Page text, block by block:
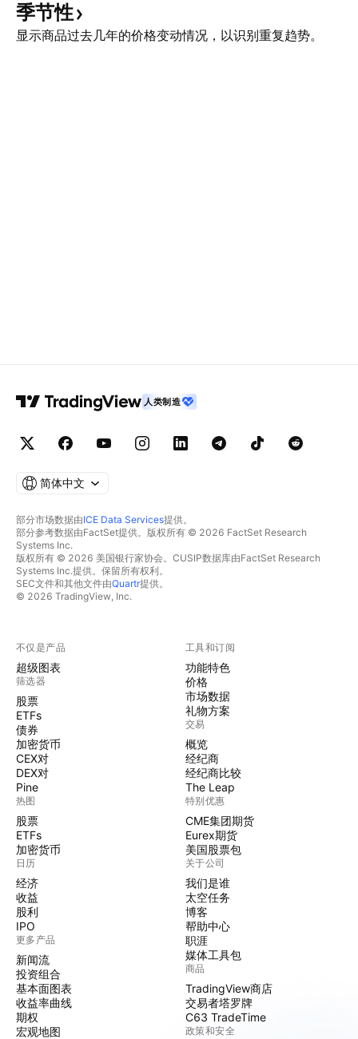
季节性
显示商品过去几年的价格变动情况，以识别重复趋势。
人类制造
简体中文
部分市场数据由ICE Data Services提供。
部分参考数据由FactSet提供。版权所有 © 2026 FactSet Research
Systems Inc.
版权所有 © 2026 美国银行家协会。CUSIP数据库由FactSet Research
Systems Inc.提供。保留所有权利。
SEC文件和其他文件由Quartr提供。
© 2026 TradingView, Inc.
不仅是产品
超级图表
筛选器
股票
ETFs
债券
加密货币
CEX对
DEX对
Pine
热图
股票
ETFs
加密货币
日历
经济
收益
股利
IPO
更多产品
新闻流
投资组合
基本面图表
收益率曲线
期权
宏观地图
工具和订阅
功能特色
价格
市场数据
礼物方案
交易
概览
经纪商
经纪商比较
The Leap
特别优惠
CME集团期货
Eurex期货
美国股票包
关于公司
我们是谁
太空任务
博客
帮助中心
职涯
媒体工具包
商品
TradingView商店
交易者塔罗牌
C63 TradeTime
政策和安全